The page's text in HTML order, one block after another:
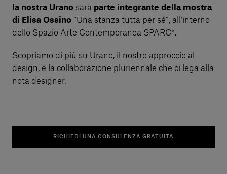
la nostra Urano sarà parte integrante della mostra
di Elisa Ossino “Una stanza tutta per sé”, all’interno
dello Spazio Arte Contemporanea SPARC*.
Scopriamo di più su Urano, il nostro approccio al
design, e la collaborazione pluriennale che ci lega alla
nota designer.
RICHIEDI UNA CONSULENZA GRATUITA